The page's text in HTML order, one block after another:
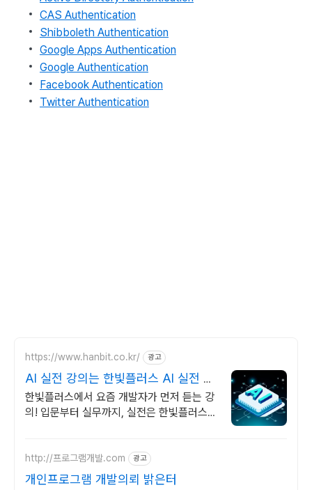
CAS Authentication
Shibboleth Authentication
Google Apps Authentication
Google Authentication
Facebook Authentication
Twitter Authentication
https://www.hanbit.co.kr/ 광고
AI 실전 강의는 한빛플러스 AI 실전 학
습의 정석
한빛플러스에서 요즘 개발자가 먼저 듣는 강
의! 입문부터 실무까지, 실전은 한빛플러스에
http://프로그램개발.com 광고
개인프로그램 개발의뢰 밝은터